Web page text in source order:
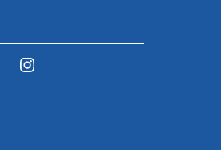
YouTube